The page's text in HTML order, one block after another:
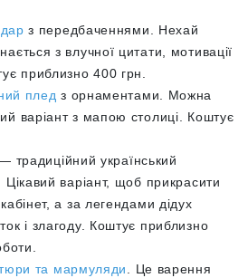
з передбаченнями. Нехай
з влучної цитати, мотивації
приблизно 400 грн.
плед з орнаментами. Можна
варіант з мапою столиці. Коштує
традиційний український
Цікавий варіант, щоб прикрасити
а за легендами дідух
і злагоду. Коштує приблизно
та мармуляди. Це варення